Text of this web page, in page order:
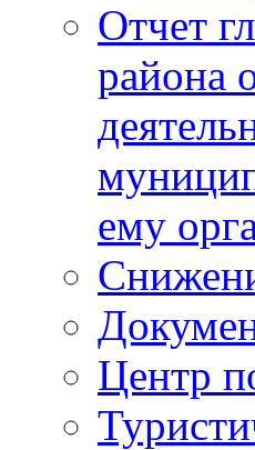
Отчет
района
ему
Центр